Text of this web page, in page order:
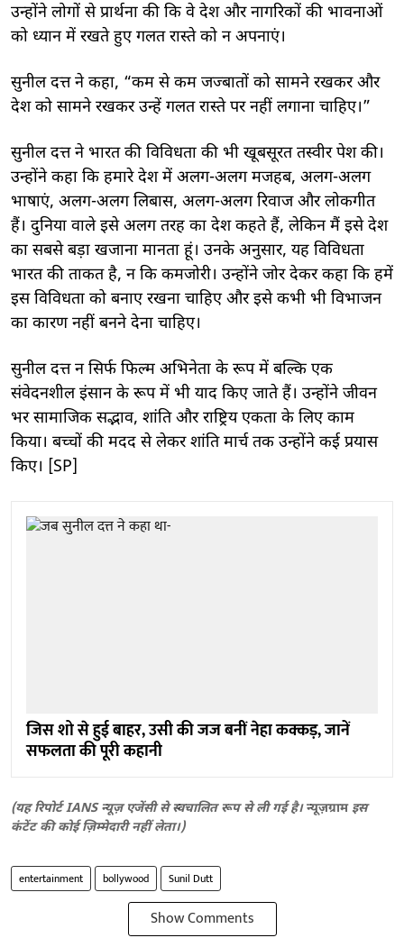
उन्होंने लोगों से प्रार्थना की कि वे देश और नागरिकों की भावनाओं
को ध्यान में रखते हुए गलत रास्ते को न अपनाएं।
सुनील दत्त ने कहा, “कम से कम जज्बातों को सामने रखकर और
देश को सामने रखकर उन्हें गलत रास्ते पर नहीं लगाना चाहिए।”
सुनील दत्त ने भारत की विविधता की भी खूबसूरत तस्वीर पेश की।
उन्होंने कहा कि हमारे देश में अलग-अलग मजहब, अलग-अलग
भाषाएं, अलग-अलग लिबास, अलग-अलग रिवाज और लोकगीत
हैं। दुनिया वाले इसे अलग तरह का देश कहते हैं, लेकिन मैं इसे देश
का सबसे बड़ा खजाना मानता हूं। उनके अनुसार, यह विविधता
भारत की ताकत है, न कि कमजोरी। उन्होंने जोर देकर कहा कि हमें
इस विविधता को बनाए रखना चाहिए और इसे कभी भी विभाजन
का कारण नहीं बनने देना चाहिए।
सुनील दत्त न सिर्फ फिल्म अभिनेता के रूप में बल्कि एक
संवेदनशील इंसान के रूप में भी याद किए जाते हैं। उन्होंने जीवन
भर सामाजिक सद्भाव, शांति और राष्ट्रिय एकता के लिए काम
किया। बच्चों की मदद से लेकर शांति मार्च तक उन्होंने कई प्रयास
किए। [SP]
जिस शो से हुई बाहर, उसी की जज बनीं नेहा कक्कड़, जानें
सफलता की पूरी कहानी
(यह रिपोर्ट IANS न्यूज़ एजेंसी से स्वचालित रूप से ली गई है।न्यूज़ग्राम इस
कंटेंट की कोई ज़िम्मेदारी नहीं लेता।)
entertainment bollywood Sunil Dutt
Show Comments